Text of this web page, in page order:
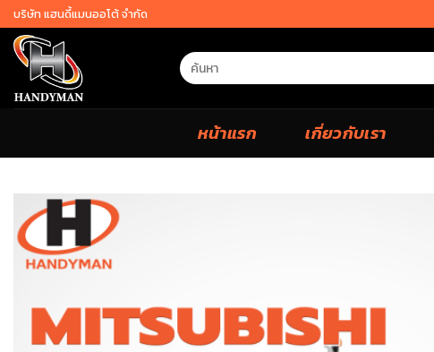
Skip
to
content
บริษัท แฮนดี้แมนออโต้ จำกัด
Search
for:
หน้าแรก เกี่ยวกับเรา